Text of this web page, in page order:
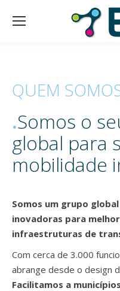
QUEM
.Somos o
global para
mobilidade
Somos um grupo
inovadoras para
infraestruturas de
Com cerca de 3.000
abrange desde o design
Facilitamos a